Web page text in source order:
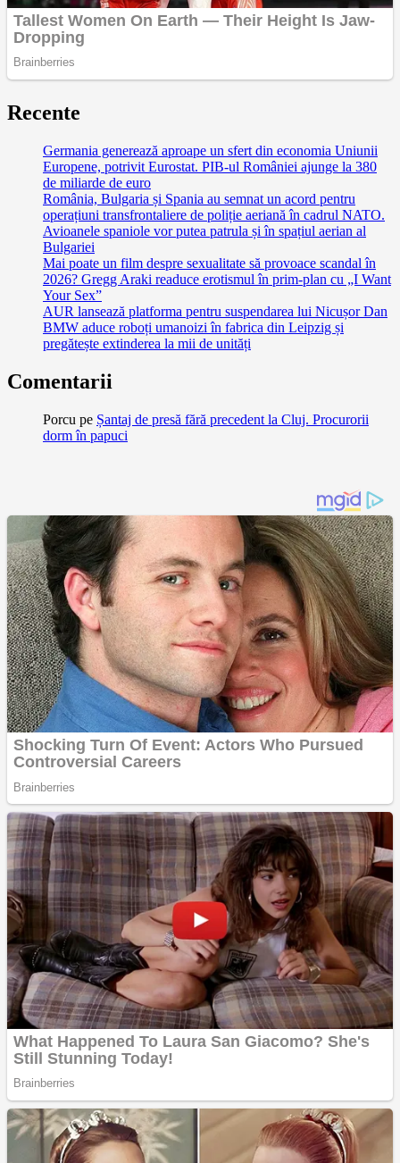
Recente
Germania generează aproape un sfert din economia Uniunii
Europene, potrivit Eurostat. PIB-ul României ajunge la 380
de miliarde de euro
România, Bulgaria și Spania au semnat un acord pentru
operațiuni transfrontaliere de poliție aeriană în cadrul NATO.
Avioanele spaniole vor putea patrula și în spațiul aerian al
Bulgariei
Mai poate un film despre sexualitate să provoace scandal în
2026? Gregg Araki readuce erotismul în prim-plan cu „I Want
Your Sex”
AUR lansează platforma pentru suspendarea lui Nicușor Dan
BMW aduce roboți umanoizi în fabrica din Leipzig și
pregătește extinderea la mii de unități
Comentarii
Porcu pe Șantaj de presă fără precedent la Cluj. Procurorii
dorm în papuci